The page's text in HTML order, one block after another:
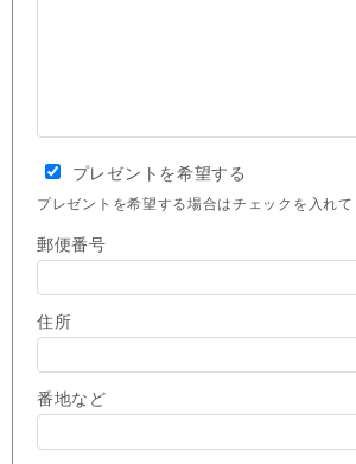
プレゼントを希望する
プレゼントを希望する場合はチェックを入れて
郵便番号
住所
番地など